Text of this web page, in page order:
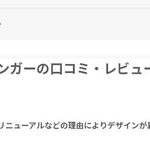
を感じた際はただちに使用を中止し、
4X, Chamomilla 3X, Crocus
v/v, Purified Water.
ォエチダ 4X、カモミラ 3X、クロカス
ガーの口コミ・レビュ
ューアルなどの理由によりデザインが